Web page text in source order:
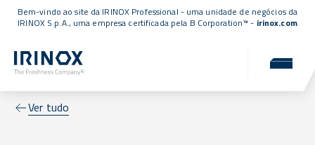
Bem-vindo ao site da IRINOX Professional - uma unidade de negócios da
IRINOX S.p.A., uma empresa certificada pela B Corporation™ - irinox.com
Ver tudo